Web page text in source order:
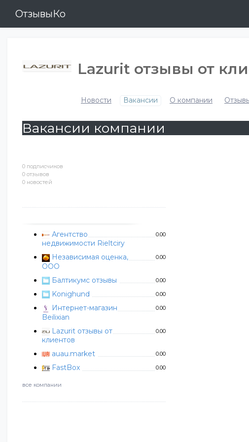
ОтзывыКо
0 подписчиков
0 отзывов
0 новостей
Агентство
недвижимости Rieltciry
0.00
Независимая оценка,
ООО
0.00
Балтикумс отзывы 0.00
Konighund 0.00
Интернет-магазин
Beilixian
0.00
Lazurit отзывы от
клиентов
0.00
auau.market 0.00
FastBox 0.00
все компании
Lazurit отзывы от
Новости Вакансии О компании
Вакансии компании